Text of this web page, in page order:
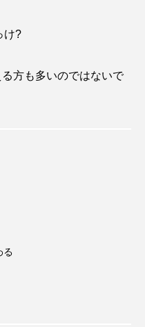
け?
方も多いのではないで
る